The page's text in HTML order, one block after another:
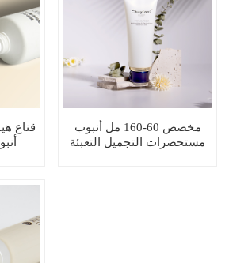
قناع
مخصص 60-160 مل أنبوب
مستحضرات التجميل التعبئة